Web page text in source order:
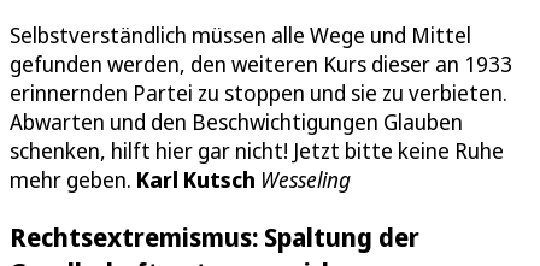
Selbstverständlich müssen alle Wege und Mittel
gefunden werden, den weiteren Kurs dieser an 1933
erinnernden Partei zu stoppen und sie zu verbieten.
Abwarten und den Beschwichtigungen Glauben
schenken, hilft hier gar nicht! Jetzt bitte keine Ruhe
mehr geben. Karl Kutsch Wesseling
Rechtsextremismus: Spaltung der